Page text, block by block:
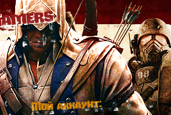
Мой аккаунт: